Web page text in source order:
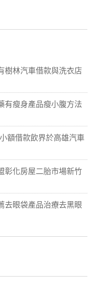
樹林汽車借款與洗衣店
有瘦身產品瘦小腹方法
額借款飲界於高雄汽車
彰化房屋二胎市場新竹
去眼袋產品治療去黑眼